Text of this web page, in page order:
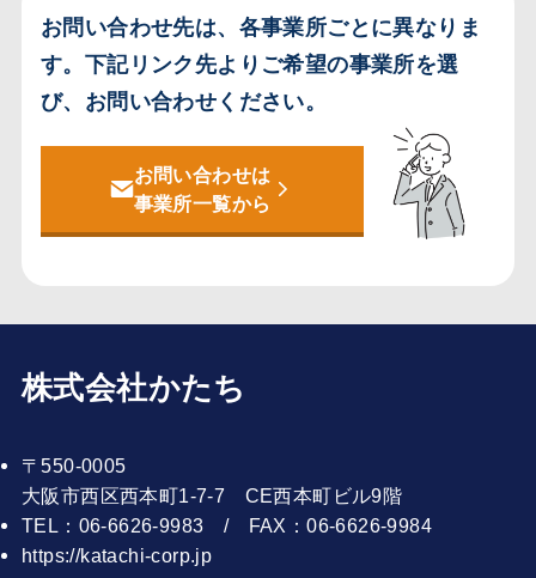
お問い合わせ先は、各事業所ごとに異なりま
す。 下記リンク先よりご希望の事業所を選
び、お問い合わせください。
お問い合わせは
事業所一覧から
株式会社かたち
〒550-0005
大阪市西区西本町1-7-7 CE西本町ビル9階
TEL：06-6626-9983 / FAX：06-6626-9984
https://katachi-corp.jp